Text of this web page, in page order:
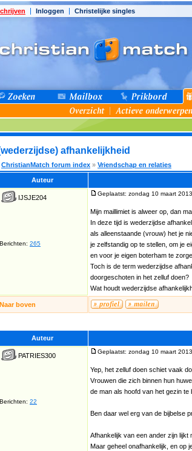
Inloggen Christelijke singles
afhankelijkheid
ChristianMatch forum index » Vriendschap en relaties
Auteur
IJSJE204
Berichten: 265
Geplaatst: zondag 10 maart
Mijn maillimiet is alweer op, dan
In deze tijd is wederzijdse
als alleenstaande (vrouw) het je
je zelfstandig op te stellen, om je
en voor je eigen boterham te
Toch is de term wederzijdse
doorgeschoten in het zelluf doen?
Wat houdt wederzijdse
Naar boven
Auteur
PATRIES300
Berichten: 22
Geplaatst: zondag 10 maart
Yep, het zelluf doen schiet vaak
Vrouwen die zich binnen hun
de man als hoofd van het gezin te
Ben daar wel erg van de bijbelse
Afhankelijk van een ander zijn lijkt
Maar geheel onafhankelijk, en op